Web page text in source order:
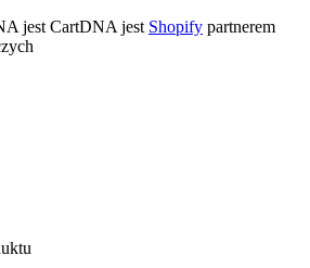
jest CartDNA jest Shopify partnerem